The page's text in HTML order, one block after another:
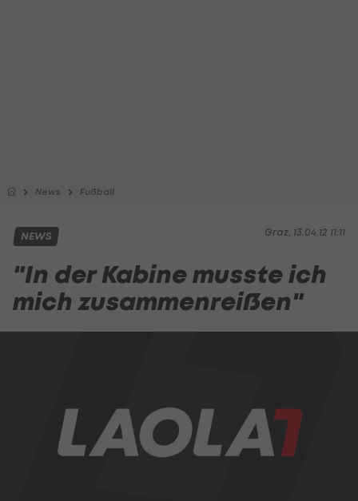
News Fußball
Graz, 13.04.12 11:11
NEWS
"In der Kabine musste ich
mich zusammenreißen"